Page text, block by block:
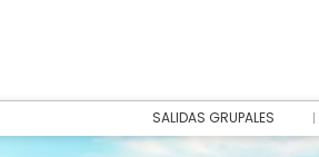
SALIDAS GRUPALES